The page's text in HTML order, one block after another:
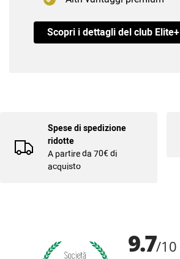
Scopri i dettagli del club Elite+
Spese di spedizione
ridotte
A partire da 70€ di
acquisto